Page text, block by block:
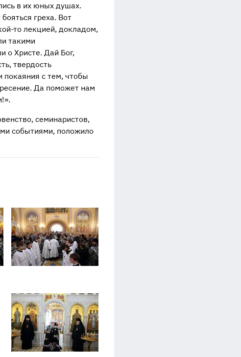
в их юных душах.
греха. Вот
толекцией, докладом,
такими
о Христе. Дай Бог,
твердость
покаяния с тем, чтобы
Да поможет нам
семинаристов,
событиями, положило